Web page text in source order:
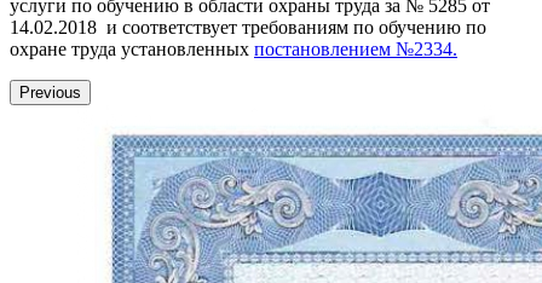
услуги по обучению в области охраны труда за № 5285 от
14.02.2018 и соответствует требованиям по обучению по
охране труда установленных постановлением №2334.
Previous